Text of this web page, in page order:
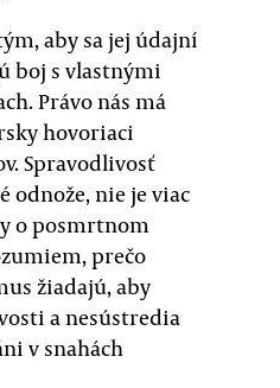
aby sa jej údajní
boj s vlastnými
Právo nás má
hovoriaci
Spravodlivosť
odnože, nie je viac
o posmrtnom
prečo
žiadajú, aby
a nesústredia
v snahách